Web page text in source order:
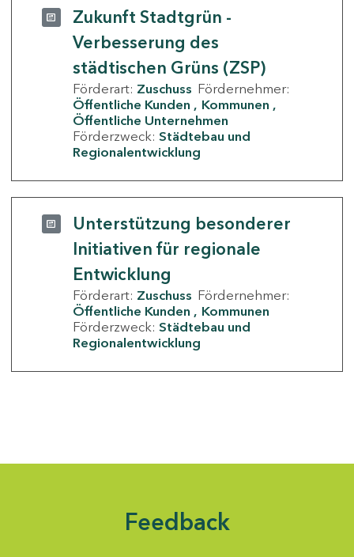
Zukunft Stadtgrün -
Verbesserung des
städtischen Grüns (ZSP)
Förderart: Zuschuss Fördernehmer:
Öffentliche Kunden
Kommunen
Öffentliche Unternehmen
Förderzweck: Städtebau und
Regionalentwicklung
Unterstützung besonderer
Initiativen für regionale
Entwicklung
Förderart: Zuschuss Fördernehmer:
Öffentliche Kunden
Kommunen
Förderzweck: Städtebau und
Regionalentwicklung
Feedback